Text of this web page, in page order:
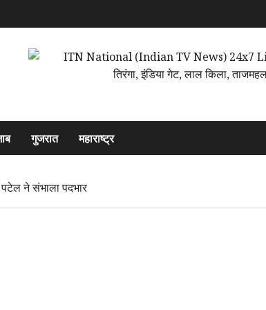
गुजरात महाराष्ट्र
पटेल ने संभाला पदभार